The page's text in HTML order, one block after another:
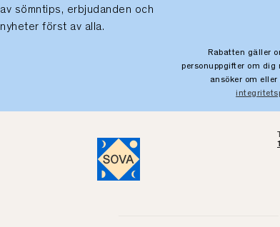
av sömntips, erbjudanden och
nyheter först av alla.
Rabatten gäller
personuppgifter om dig
ansöker om